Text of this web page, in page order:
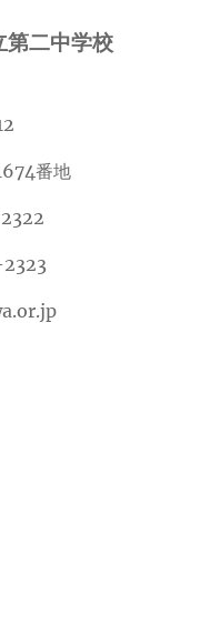
第二中学校
番地